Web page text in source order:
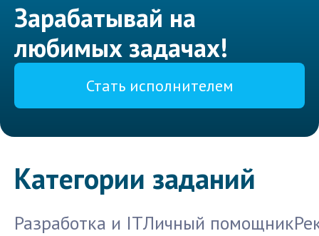
Зарабатывай на
любимых задачах!
Стать исполнителем
Категории заданий
Разработка и ITЛичный помощник